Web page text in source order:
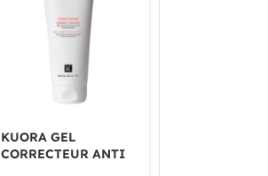
KUORA GEL
CORRECTEUR ANTI